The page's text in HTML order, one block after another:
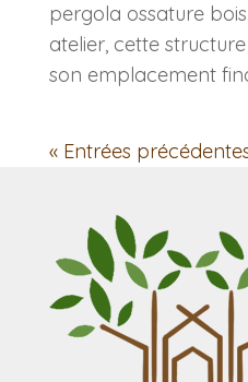
pergola ossature
atelier, cette
son emplacement
« Entrées